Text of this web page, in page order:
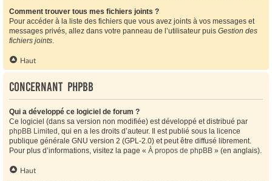
Comment trouver tous mes fichiers joints ?
Pour accéder à la liste des fichiers que vous avez joints à vos messages et
messages privés, allez dans votre panneau de l’utilisateur puis Gestion des
fichiers joints.
Haut
Concernant phpBB
Qui a développé ce logiciel de forum ?
Ce logiciel (dans sa version non modifiée) est développé et distribué par
phpBB Limited , qui en a les droits d’auteur. Il est publié sous la licence
publique générale GNU version 2 (GPL-2.0) et peut être diffusé librement.
Pour plus d’informations, visitez la page « À propos de phpBB » (en anglais).
Haut